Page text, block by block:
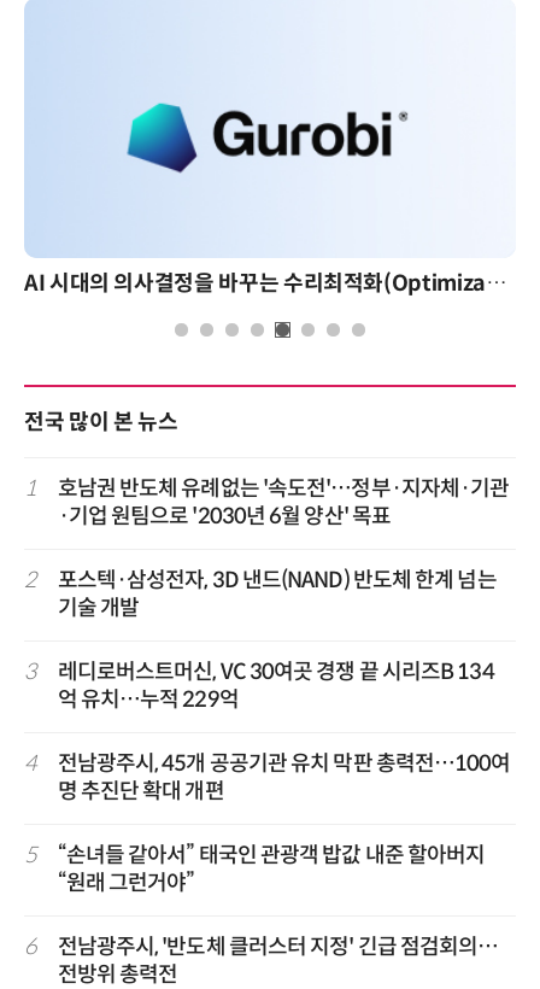
AI 시대의 의사결정을 바꾸는 수리최적화(Optimization): 실제 산업 적용 사례와 활용 전략
전국 많이 본 뉴스
1
호남권 반도체 유례없는 '속도전'…정부·지자체·기관
·기업 원팀으로 '2030년 6월 양산' 목표
2
포스텍·삼성전자, 3D 낸드(NAND) 반도체 한계 넘는
기술 개발
3
레디로버스트머신, VC 30여곳 경쟁 끝 시리즈B 134
억 유치…누적 229억
4
전남광주시, 45개 공공기관 유치 막판 총력전…100여
명 추진단 확대 개편
5
“손녀들 같아서” 태국인 관광객 밥값 내준 할아버지
“원래 그런거야”
6
전남광주시, '반도체 클러스터 지정' 긴급 점검회의…
전방위 총력전